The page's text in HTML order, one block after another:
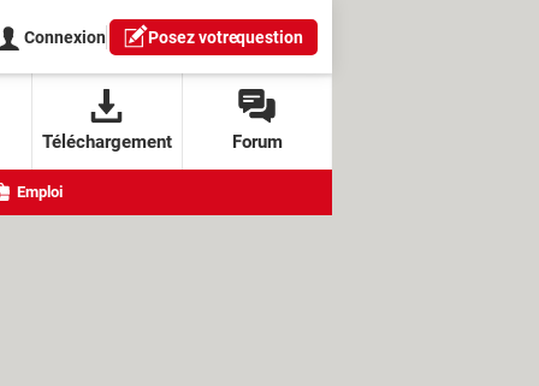
Connexion Posez votrequestion
Téléchargement Forum
Emploi